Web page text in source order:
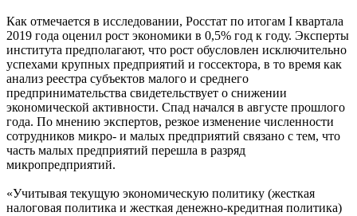
Как отмечается в исследовании, Росстат по итогам I квартала
2019 года оценил рост экономики в 0,5% год к году. Эксперты
института предполагают, что рост обусловлен исключительно
успехами крупных предприятий и госсектора, в то время как
анализ реестра субъектов малого и среднего
предпринимательства свидетельствует о снижении
экономической активности. Спад начался в августе прошлого
года. По мнению экспертов, резкое изменение численности
сотрудников микро- и малых предприятий связано с тем, что
часть малых предприятий перешла в разряд
микропредприятий.
«Учитывая текущую экономическую политику (жесткая
налоговая политика и жесткая денежно-кредитная политика)